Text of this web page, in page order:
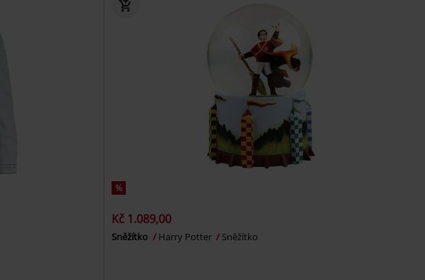
%
Kč 1.089,00
Sněžítko Harry Potter Sněžítko